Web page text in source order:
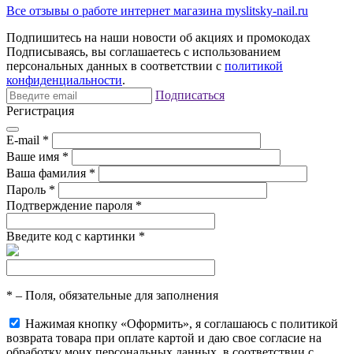
Все отзывы о работе интернет магазина myslitsky-nail.ru
Подпишитесь на наши новости об акциях и промокодах
Подписываясь, вы соглашаетесь с использованием
персональных данных в соответствии с политикой
конфиденциальности.
Подписаться
Регистрация
E-mail *
Ваше имя *
Ваша фамилия *
Пароль *
Подтверждение пароля *
Введите код с картинки *
* – Поля, обязательные для заполнения
Нажимая кнопку «Оформить», я соглашаюсь с политикой
возврата товара при оплате картой и даю свое согласие на